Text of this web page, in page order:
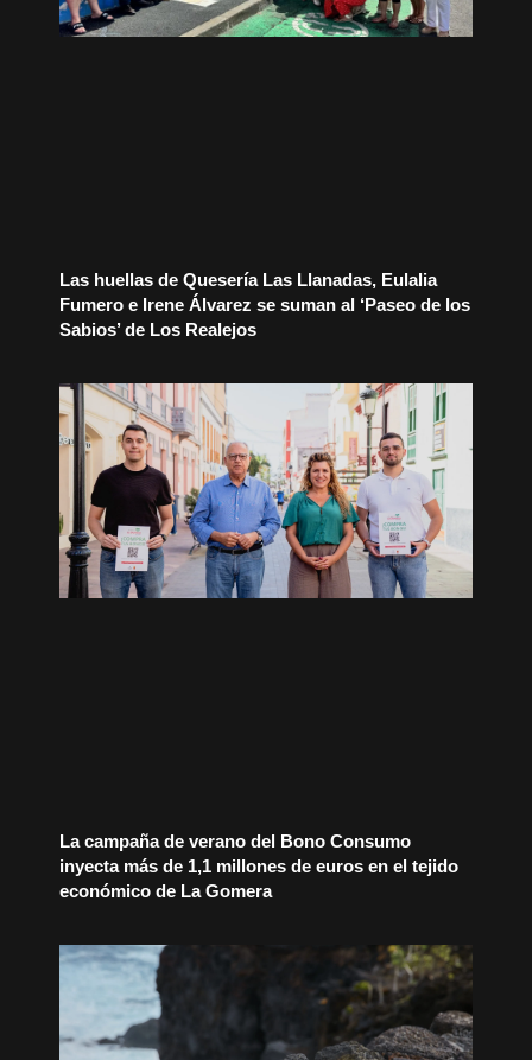
Las huellas de Quesería Las Llanadas, Eulalia
Fumero e Irene Álvarez se suman al ‘Paseo de los
Sabios’ de Los Realejos
La campaña de verano del Bono Consumo
inyecta más de 1,1 millones de euros en el tejido
económico de La Gomera